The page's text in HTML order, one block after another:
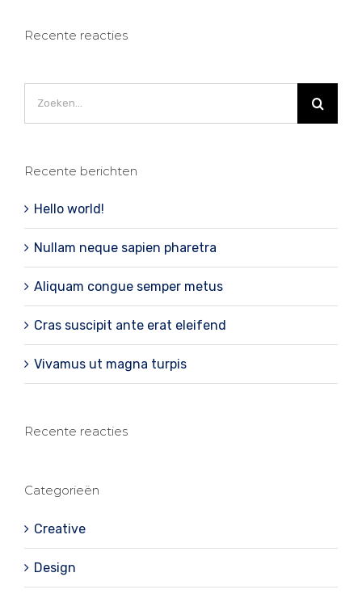
Recente reacties
Recente berichten
Hello world!
Nullam neque sapien pharetra
Aliquam congue semper metus
Cras suscipit ante erat eleifend
Vivamus ut magna turpis
Recente reacties
Categorieën
Creative
Design